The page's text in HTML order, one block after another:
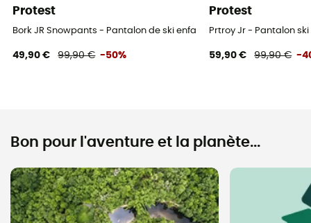
Protest
Bork JR Snowpants - Pantalon de ski enfant
49,90 € 99,90 € -50%
Protest
Prtroy Jr - Pantalon
59,90 € 99,90 € -
Bon pour l'aventure et la planète...